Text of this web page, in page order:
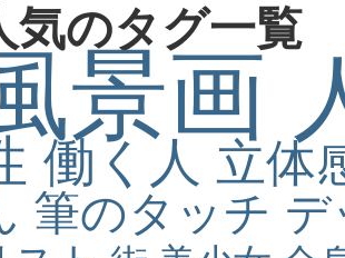
気のタグ一覧
景画
働く人 立体
筆のタッチ